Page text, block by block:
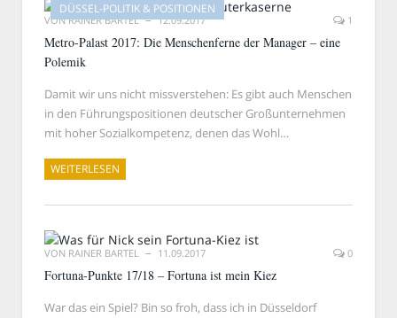
DÜSSEL-POLITIK & POSITIONEN
VONRAINER BARTEL 12.09.2017 1
Metro-Palast 2017: Die Menschenferne der Manager – eine
Polemik
Damit wir uns nicht missverstehen: Es gibt auch Menschen
in den Führungspositionen deutscher Großunternehmen
mit hoher Sozialkompetenz, denen das Wohl…
WEITERLESEN
VON RAINER BARTEL 11.09.2017 0
Fortuna-Punkte 17/18 – Fortuna ist mein Kiez
War das ein Spiel? Bin so froh, dass ich in Düsseldorf